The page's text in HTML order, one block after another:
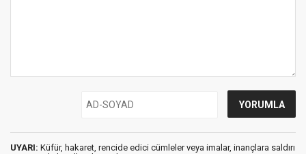
UYARI: Küfür, hakaret, rencide edici cümleler veya imalar, inançlara saldırı